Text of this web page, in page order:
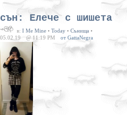
сън: Елече с шишета
в: I Me Mine• Today• Сънища •
05.02.19
@ 11:19 PM от GattaNegra